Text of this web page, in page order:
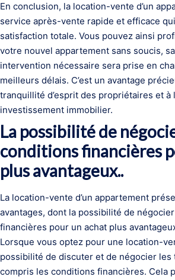
En conclusion, la location-vente d’un
service après-vente rapide et efficace
satisfaction totale. Vous pouvez ainsi
votre nouvel appartement sans soucis,
intervention nécessaire sera prise en
meilleurs délais. C’est un avantage
tranquillité d’esprit des propriétaires et
investissement immobilier.
La possibilité de
conditions financières
plus avantageux..
La location-vente d’un appartement
avantages, dont la possibilité de
financières pour un achat plus
Lorsque vous optez pour une location-
possibilité de discuter et de négocier les
compris les conditions financières. Cela